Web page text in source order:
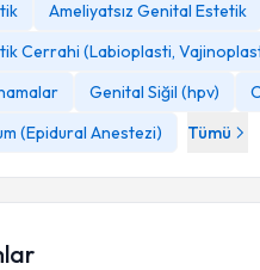
Ameliyatsız Genital Estetik
Cerrahi (Labioplasti,
Genital Siğil (hpv)
(Epidural Anestezi)
Tümü